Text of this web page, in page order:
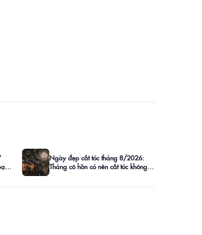
Ngày đẹp cắt tóc tháng 8/2026:
Tháng cô hồn có nên cắt tóc không?